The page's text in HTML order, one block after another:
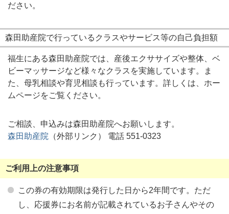
ださい。
森田助産院で行っているクラスやサービス等の自己負担額
福生にある森田助産院では、産後エクササイズや整体、ベ
ビーマッサージなど様々なクラスを実施しています。ま
た、母乳相談や育児相談も行っています。詳しくは、ホー
ムページをご覧ください。
ご相談、申込みは森田助産院へお願いします。
森田助産院 （外部リンク） 電話 551-0323
ご利用上の注意事項
この券の有効期限は発行した日から2年間です。ただ
し、応援券にお名前が記載されているお子さんやその